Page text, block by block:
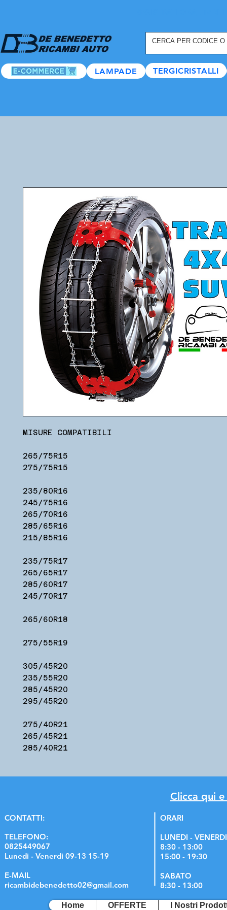
LAMPADE TERGICRISTALLI
MISURE COMPATIBILI
265/75R15
275/75R15
235/80R16
245/75R16
265/70R16
285/65R16
215/85R16
235/75R17
265/65R17
285/60R17
245/70R17
265/60R18
275/55R19
305/45R20
235/55R20
285/45R20
295/45R20
275/40R21
265/45R21
285/40R21
Clicca qui
CONTATTI:
TELEFONO:
0825449067
Lunedi - Venerdi 09-13 15-19
E-MAIL
ricambidebenedetto02@gmail.com
ORARI
LUNEDI - VENERDI
8:30 - 13:00
15:00 - 19:30
SABATO
8:30 - 13:00
Home OFFERTE I Nostri